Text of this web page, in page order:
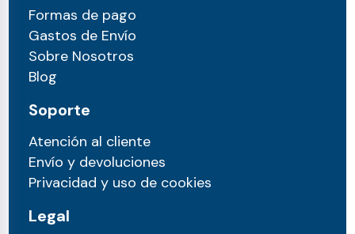
Formas de pago
Gastos de Envío
Sobre Nosotros
Blog
Soporte
Atención al cliente
Envío y devoluciones
Privacidad y uso de cookies
Legal